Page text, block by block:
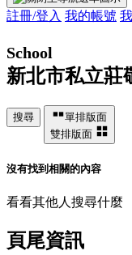
註冊/登入 我的帳號
School
新北市私立莊
搜尋
單排版面
雙排版面
沒有找到相關的內容
看看其他人搜尋什麼
頁尾資訊